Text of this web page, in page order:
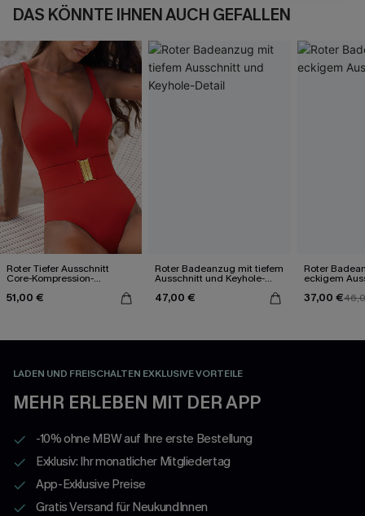
DAS KÖNNTE IHNEN AUCH GEFALLEN
Roter Tiefer Ausschnitt
Core-Kompression-
51,00 €
Roter Badeanzug mit tiefem
Ausschnitt und Keyhole-
47,00 €
Roter
eckigem
37,00 €
LADEN UND FREISCHALTEN EXKLUSIVE VORTEILE
MEHR ERLEBEN MIT DER APP
-10% ohne MBW auf Ihre erste Bestellung
Exklusiv: Ihr monatlicher Mitgliedertag
App-Exklusive Preise
Gratis Versand für NeukundInnen